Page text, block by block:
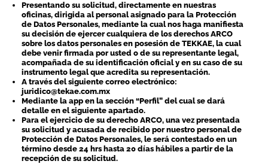
Presentando su solicitud, directamente en nuestras
oficinas, dirigida al personal asignado para la Protección
de Datos Personales, mediante la cual nos haga manifiesta
su decisión de ejercer cualquiera de los derechos ARCO
sobre los datos personales en posesión de TEKKAE, la cual
debe venir firmada por usted o de su representante legal,
acompañada de su identificación oficial y en su caso de su
instrumento legal que acredita su representación.
A través del siguiente correo electrónico:
juridico@tekae.com.mx
Mediante la app en la sección “Perfil” del cual se dará
detalle en el siguiente apartado.
Para el ejercicio de su derecho ARCO, una vez presentada
su solicitud y acusada de recibido por nuestro personal de
Protección de Datos Personales, le será contestado en un
término desde 24 hrs hasta 20 días hábiles a partir de la
recepción de su solicitud.